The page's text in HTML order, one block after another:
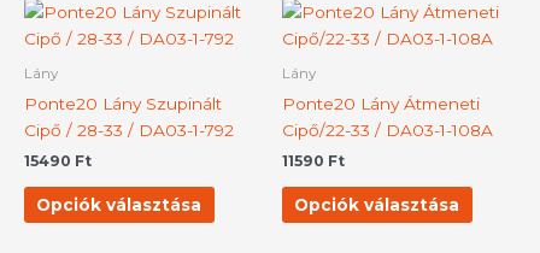
Lány
Ponte20 Lány Szupinált
Cipő / 28-33 / DA03-1-792
15490 Ft
Opciók választása
Ennek
a
terméknek
változatok
a
Lány
Ponte20 Lány Átmeneti
Cipő/22-33 / DA03-1-108A
11590 Ft
Opciók választása
Ennek
a
a